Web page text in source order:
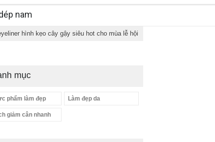
nam
hình kẹo cây gậy siêu hot cho mùa lễ hội
mục
phẩm làm đẹp Làm đẹp da
giảm cân nhanh